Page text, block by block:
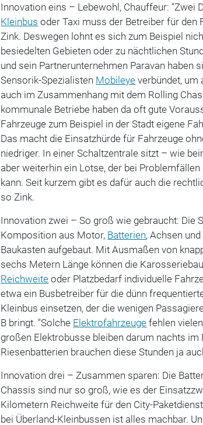
Innovation eins – Lebewohl, Chauffeur: "Zwei
Kleinbus oder Taxi muss der Betreiber für den
Zink. Deswegen lohnt es sich zum Beispiel
besiedelten Gebieten oder zu nächtlichen
und sein Partnerunternehmen Paravan haben
Sensorik-Spezialisten Mobileye verbündet, um
auch im Zusammenhang mit dem Rolling
kommunale Betriebe haben da oft gute
Fahrzeuge zum Beispiel in der Stadt eigene
Das macht die Einsatzhürde für Fahrzeuge
niedriger. In einer Schaltzentrale sitzt – wie
aber weiterhin ein Lotse, der bei
kann. Seit kurzem gibt es dafür auch die
so Zink.
Innovation zwei – So groß wie gebraucht: Die
Komposition aus Motor, Batterien, Achsen
Baukasten aufgebaut. Mit Ausmaßen von
sechs Metern Länge können die
Reichweite oder Platzbedarf individuelle
etwa ein Busbetreiber für die dünn
Kleinbus einsetzen, der die wenigen
B bringt. "Solche Elektrofahrzeuge fehlen
großen Elektrobusse bleiben darum nachts im
Riesenbatterien brauchen diese Stunden ja
Innovation drei – Zusammen sparen: Die
Chassis sind nur so groß, wie es der
Kilometern Reichweite für den City-
bei Überland-Kleinbussen ist alles machbar.